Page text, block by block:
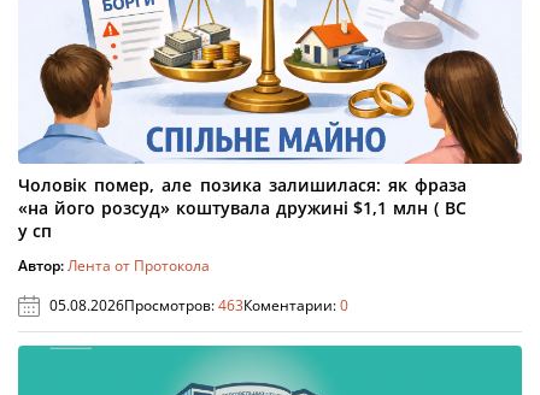
Чоловік помер, але позика залишилася: як фраза
«на його розсуд» коштувала дружині $1,1 млн ( ВС
у сп
Автор:Лента от Протокола
05.08.2026Просмотров:463Коментарии:0